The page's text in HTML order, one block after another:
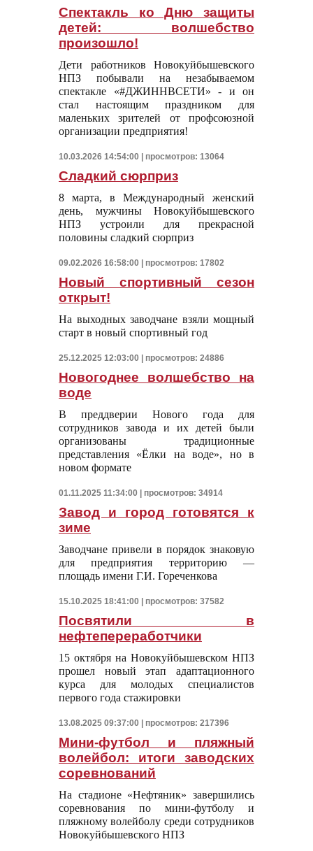
Спектакль ко Дню защиты
детей: волшебство
произошло!
Дети работников Новокуйбышевского
НПЗ побывали на незабываемом
спектакле «#ДЖИННВСЕТИ» - и он
стал настоящим праздником для
маленьких зрителей от профсоюзной
организации предприятия!
10.03.2026 14:54:00 | просмотров: 13064
Сладкий сюрприз
8 марта, в Международный женский
день, мужчины Новокуйбышевского
НПЗ устроили для прекрасной
половины сладкий сюрприз
09.02.2026 16:58:00 | просмотров: 17802
Новый спортивный сезон
открыт!
На выходных заводчане взяли мощный
старт в новый спортивный год
25.12.2025 12:03:00 | просмотров: 24886
Новогоднее волшебство на
воде
В преддверии Нового года для
сотрудников завода и их детей были
организованы традиционные
представления «Ёлки на воде», но в
новом формате
01.11.2025 11:34:00 | просмотров: 34914
Завод и город готовятся к
зиме
Заводчане привели в порядок знаковую
для предприятия территорию —
площадь имени Г.И. Гореченкова
15.10.2025 18:41:00 | просмотров: 37582
Посвятили в
нефтепереработчики
15 октября на Новокуйбышевском НПЗ
прошел новый этап адаптационного
курса для молодых специалистов
первого года стажировки
13.08.2025 09:37:00 | просмотров: 217396
Мини-футбол и пляжный
волейбол: итоги заводских
соревнований
На стадионе «Нефтяник» завершились
соревнования по мини-футболу и
пляжному волейболу среди сотрудников
Новокуйбышевского НПЗ